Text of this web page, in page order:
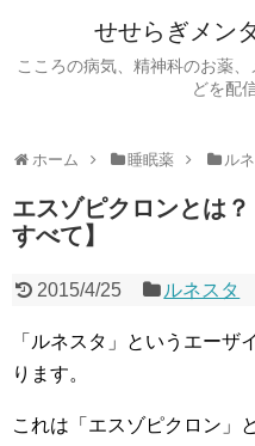
せせらぎメン
こころの病気、精神科のお薬
どを配
ホーム 睡眠薬 ル
エスゾピクロンとは
すべて】
2015/4/25 ルネスタ
「ルネスタ」というエーザ
ります。
これは「エスゾピクロン」